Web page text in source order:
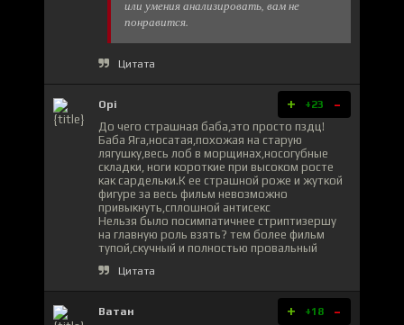
или умения анализировать, вам не
понравится.
Цитата
Opi + +23 -
До чего страшная баба,это просто пздц!
Баба Яга,носатая,похожая на старую
лягушку,весь лоб в морщинах,носогубные
складки, ноги короткие при высоком росте
как сардельки.К ее страшной роже и жуткой
фигуре за весь фильм невозможно
привыкнуть,сплошной антисекс
Нельзя было посимпатичнее стриптизершу
на главную роль взять? тем более фильм
тупой,скучный и полностью провальный
Цитата
Ватан + +18 -